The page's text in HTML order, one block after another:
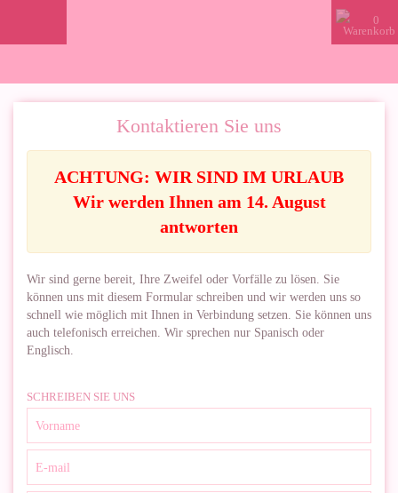
0
Kontaktieren Sie uns
ACHTUNG: WIR SIND IM URLAUB
Wir werden Ihnen am 14. August
antworten
Wir sind gerne bereit, Ihre Zweifel oder Vorfälle zu lösen. Sie
können uns mit diesem Formular schreiben und wir werden uns so
schnell wie möglich mit Ihnen in Verbindung setzen. Sie können uns
auch telefonisch erreichen. Wir sprechen nur Spanisch oder
Englisch.
SCHREIBEN SIE UNS